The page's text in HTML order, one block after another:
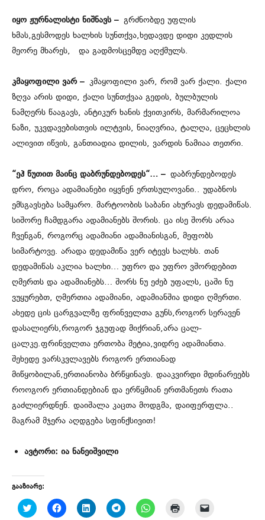
იყო ჟურნალისტი ნიშნავს –გრძნობდე უფლის
ხმას,გესმოდეს ხალხის სუნთქვა,ხედავდე დიდი კედლის
მეორე მხარეს, და გადმოსცემდე აღქმულს.
კმაყოფილი ვარ –კმაყოფილი ვარ, რომ ვარ ქალი. ქალი
ზღვა არის დიდი, ქალი სუნთქვაა გედის, ბულბულის
ნამღერს წააგავს, ანტიკურ ხანის ქვითკირს, მარმარილოა
ნაზი, უკვდავებისთვის ილტვის, ნიაღვრია, ტალღა, ცეცხლის
ალივით იწვის, განთიადია დილის, ვარდის ნამიაა თეთრი.
“ეჰ წუთით მაინც დაბრუნდებოდეს“… – დაბრუნდებოდეს
დრო, როცა ადამიანები იყვნენ ერთსულოვანი.. უდაბნოს
ემსგავსება სამყარო. მარტოობის საბანი ახურავს დედამიწას.
სიშორე ჩამდგარა ადამიანებს შორის. ცა ისე შორს არაა
ჩვენგან, როგორც ადამიანი ადამიანისგან, მეფობს
სიმარტოვე. არადა დედამიწა ვერ იტევს ხალხს. თან
დედამიწას აკლია ხალხი… უფრო და უფრო ვშორდებით
ღმერთს და ადამიანებს… შორს ნუ ეძებ უფალს, ცაში ნუ
ვუყურებთ, ღმერთია ადამიანი, ადამიანშია დიდი ღმერთი.
ახედე ცის ცარგვალზე ფრინველთა გუნს,როგორ სერავენ
დასალიერს,როგორ ჯგუფად მიქრიან,არა ცალ-
ცალკე.ფრინველთა ერთობა მეტია,ვიდრე ადამიანთა.
შეხედე ვარსკვლავებს როგორ ერთიანად
მიწყობილან,ერთიანობა ბრწყინავს. დააკვირდი მდინარეებს
როოგორ ერთიანდებიან და ერწყმიან ერთმანეთს რათა
გაძლიერდნენ. დაიშალა კაცთა მოდგმა, დაიფერფლა..
მაგრამ მჯერა აღდგება სფინქსივით!
ავტორი: ია ნანეიშვილი
გააზიარე:
C
l
C
l
C
l
C
l
C
l